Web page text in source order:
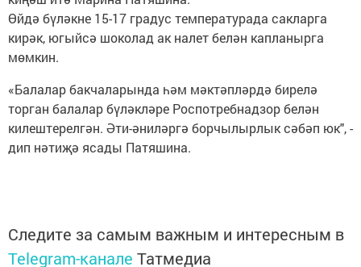
Өйдә бүләкне 15-17 градус температурада сакларга
кирәк, югыйсә шоколад ак налет белән капланырга
мөмкин.
«Балалар бакчаларында һәм мәктәпләрдә бирелә
торган балалар бүләкләре Роспотребнадзор белән
килештерелгән. Әти-әниләргә борчылырлык сәбәп юк", -
дип нәтиҗә ясады Патяшина.
Следите за самым важным и интересным в
Telegram-канале Татмедиа